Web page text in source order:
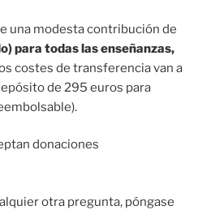
una modesta contribución de
para todas las enseñanzas,
costes de transferencia van a
de 295 euros para
donaciones
otra pregunta, póngase